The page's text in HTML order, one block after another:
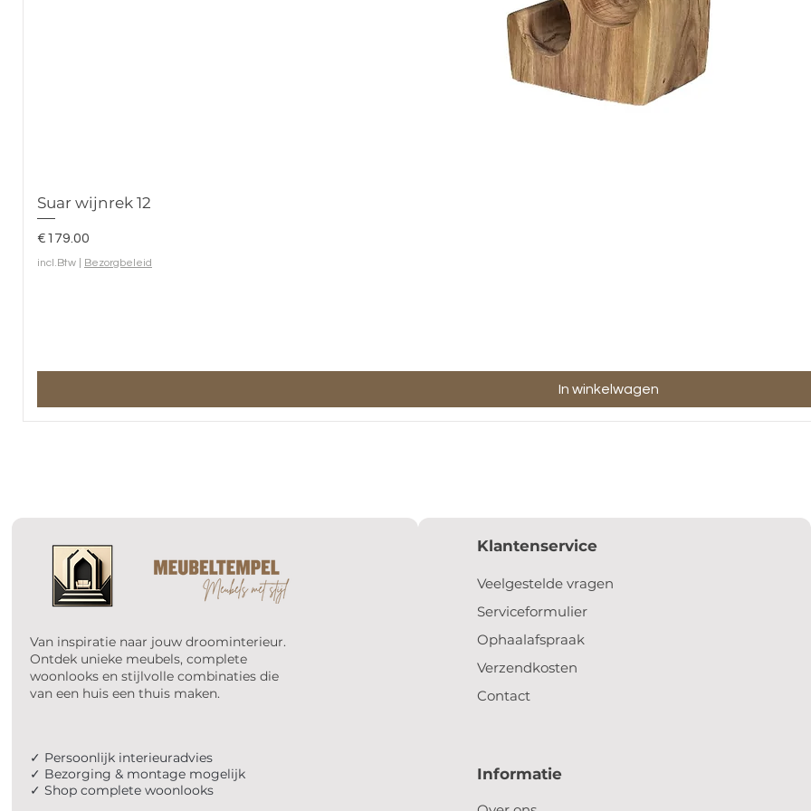
Suar wijnrek 12
Prijs
€179.00
incl.Btw Bezorgbeleid
In winkelwagen
Van inspiratie naar jouw droominterieur.
Ontdek unieke meubels, complete
woonlooks en stijlvolle combinaties die
van een huis een thuis maken.
✓ Persoonlijk interieuradvies
✓ Bezorging & montage mogelijk
✓ Shop complete woonlooks
Klantenservice
Veelgestelde vragen
Serviceformulier
Ophaalafspraak
Verzendkosten
Contact
Informatie